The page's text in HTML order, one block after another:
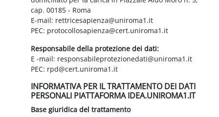
cap. 00185 - Roma
E-mail: rettricesapienza@uniroma1.it
PEC: protocollosapienza@cert.uniroma1.it
Responsabile della protezione dei dati:
E -mail: responsabileprotezionedati@uniroma1.it
PEC: rpd@cert.uniroma1.it
INFORMATIVA PER IL TRATTAMENTO DEI DATI
PERSONALI PIATTAFORMA IDEA.UNIROMA1.IT
Base giuridica del trattamento